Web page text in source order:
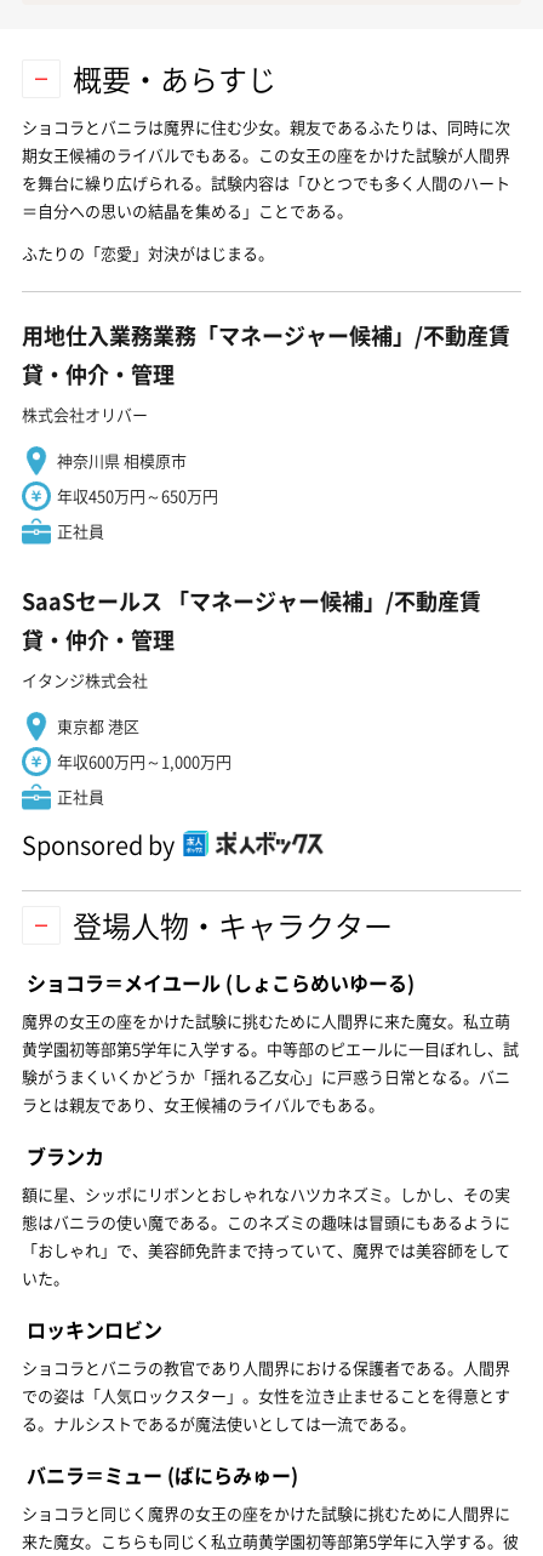
概要・あらすじ
ショコラとバニラは魔界に住む少女。親友であるふたりは、同時に次
期女王候補のライバルでもある。この女王の座をかけた試験が人間界
を舞台に繰り広げられる。試験内容は「ひとつでも多く人間のハート
＝自分への思いの結晶を集める」ことである。
ふたりの「恋愛」対決がはじまる。
用地仕入業務業務「マネージャー候補」/不動産賃
貸・仲介・管理
株式会社オリバー
神奈川県 相模原市
年収450万円～650万円
正社員
SaaSセールス 「マネージャー候補」/不動産賃
貸・仲介・管理
イタンジ株式会社
東京都 港区
年収600万円～1,000万円
正社員
Sponsored by
登場人物・キャラクター
ショコラ＝メイユール (しょこらめいゆーる)
魔界の女王の座をかけた試験に挑むために人間界に来た魔女。私立萌
黄学園初等部第5学年に入学する。中等部のピエールに一目ぼれし、試
験がうまくいくかどうか「揺れる乙女心」に戸惑う日常となる。バニ
ラとは親友であり、女王候補のライバルでもある。
ブランカ
額に星、シッポにリボンとおしゃれなハツカネズミ。しかし、その実
態はバニラの使い魔である。このネズミの趣味は冒頭にもあるように
「おしゃれ」で、美容師免許まで持っていて、魔界では美容師をして
いた。
ロッキンロビン
ショコラとバニラの教官であり人間界における保護者である。人間界
での姿は「人気ロックスター」。女性を泣き止ませることを得意とす
る。ナルシストであるが魔法使いとしては一流である。
バニラ＝ミュー (ばにらみゅー)
ショコラと同じく魔界の女王の座をかけた試験に挑むために人間界に
来た魔女。こちらも同じく私立萌黄学園初等部第5学年に入学する。彼